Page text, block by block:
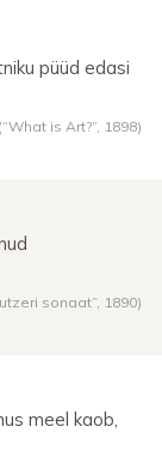
püüd edasi
(“What is Art?”, 1898)
sonaat”, 1890)
meel kaob,